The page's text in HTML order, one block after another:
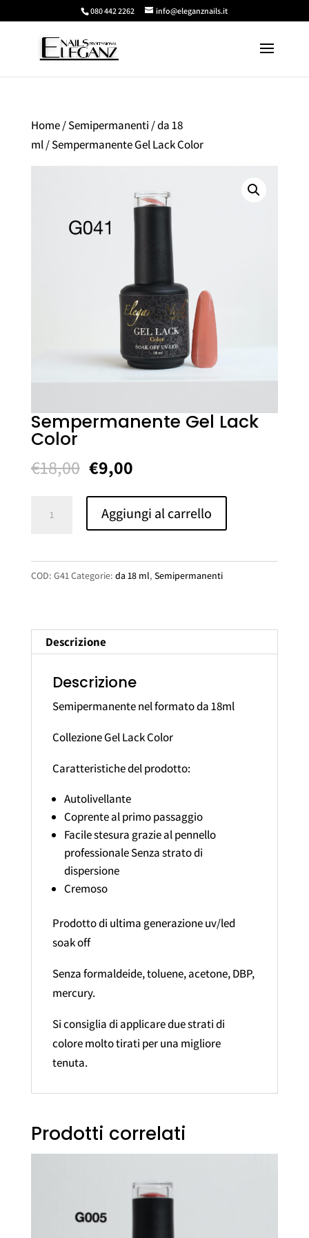
080 442 2262 info@eleganznails.it
Home/Semipermanenti /da 18
ml/ Sempermanente Gel Lack Color
Sempermanente Gel Lack
Color
€18,00 Il
originale
era:
€9,00Il
attuale
è:
Sempermanente
Color
quantità
Aggiungi al carrello
COD: G41Categorie: da 18 ml, Semipermanenti
Descrizione
Descrizione
Semipermanente nel formato da 18ml
Collezione Gel Lack Color
Caratteristiche del prodotto:
Autolivellante
Coprente al primo passaggio
Facile stesura grazie al pennello
professionale Senza strato di
dispersione
Cremoso
Prodotto di ultima generazione uv/led
soak off
Senza formaldeide, toluene, acetone, DBP,
mercury.
Si consiglia di applicare due strati di
colore molto tirati per una migliore
tenuta.
Prodotti correlati